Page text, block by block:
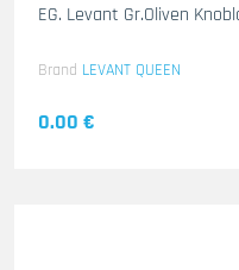
EG. Levant Gr.Oliven
Brand LEVANT QUEEN
0.00 €